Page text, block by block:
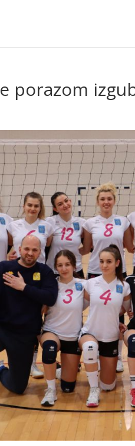
porazom